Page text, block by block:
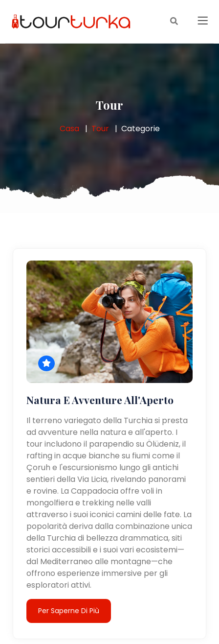
Tour
Casa Tour Categorie
Natura E Avventure All'Aperto
Il terreno variegato della Turchia si presta
ad avventure nella natura e all'aperto. I
tour includono il parapendio su Ölüdeniz, il
rafting in acque bianche su fiumi come il
Çoruh e l'escursionismo lungo gli antichi
sentieri della Via Licia, rivelando panorami
e rovine. La Cappadocia offre voli in
mongolfiera e trekking nelle valli
attraverso i suoi iconici camini delle fate. La
popolarità deriva dalla combinazione unica
della Turchia di bellezza drammatica, siti
storici accessibili e i suoi vari ecosistemi—
dal Mediterraneo alle montagne—che
offrono esperienze immersive per gli
esploratori attivi.
Per Saperne Di Più